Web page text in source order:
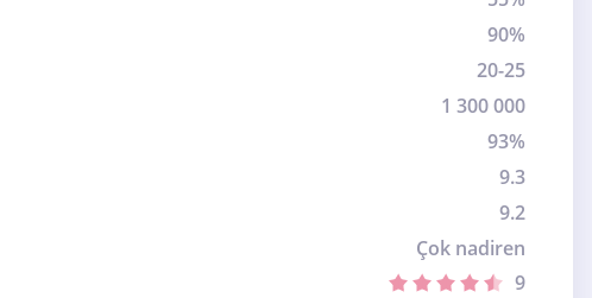
90%
20-25
1 300 000
93%
9.3
9.2
Çok nadiren
9